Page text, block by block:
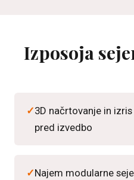
Izposoja
3D načrtovanje in
pred izvedbo
Najem modularne